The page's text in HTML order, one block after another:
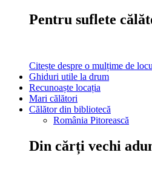
Pentru suflete
Citește despre o mulțime de
Ghiduri utile la drum
Recunoaște locația
Mari călători
Călător din bibliotecă
România Pitorească
Din cărți vechi